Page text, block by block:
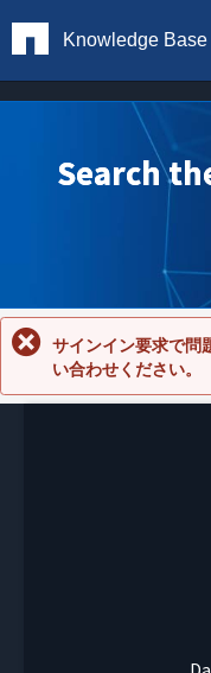
Knowledge Base
Search
サインイン要求で問
い合わせください。